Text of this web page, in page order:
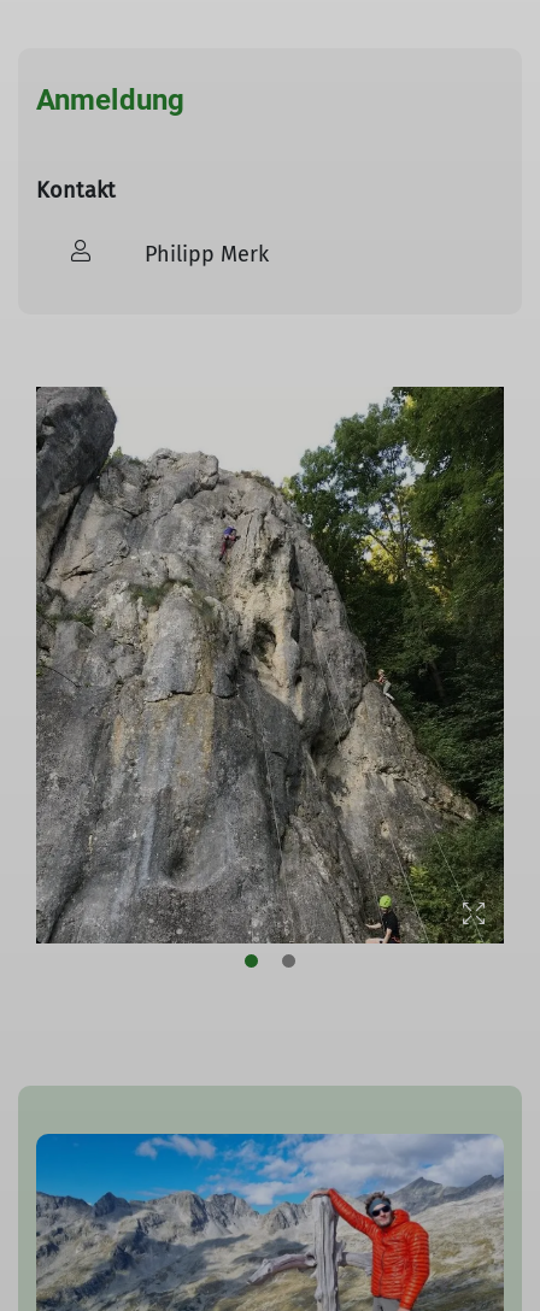
Anmeldung
Kontakt
Philipp Merk